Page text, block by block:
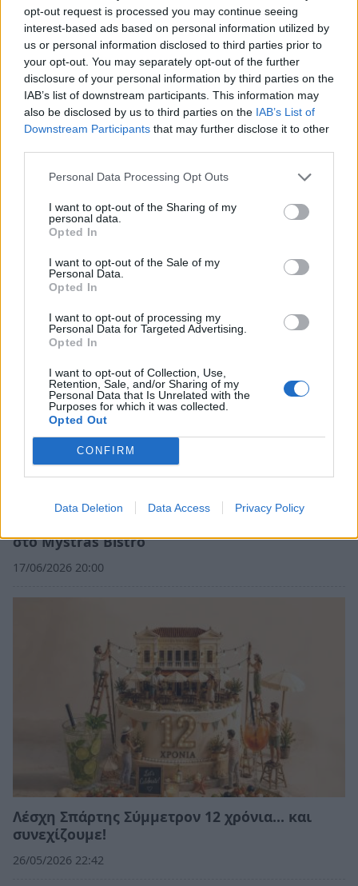
opt-out request is processed you may continue seeing
interest-based ads based on personal information utilized by
us or personal information disclosed to third parties prior to
your opt-out. You may separately opt-out of the further
disclosure of your personal information by third parties on the
IAB’s list of downstream participants. This information may
also be disclosed by us to third parties on the IAB’s List of
Downstream Participants that may further disclose it to other
Personal Data Processing Opt Outs
I want to opt-out of the Sharing of my
personal data.
Opted In
I want to opt-out of the Sale of my
Personal Data.
Opted In
I want to opt-out of processing my
Personal Data for Targeted Advertising.
Opted In
I want to opt-out of Collection, Use,
Retention, Sale, and/or Sharing of my
Personal Data that Is Unrelated with the
Purposes for which it was collected.
Opted Out
CONFIRM
Data Deletion Data Access Privacy Policy
Σπάρτη: Κυριακή βράδυ στο Alter Ego Enoteca
με αφιέρωμα στις μελωδίες του Γιώργου
18/06/2026 11:53
στο Mystras Bistro
17/06/2026 20:00
Λέσχη Σπάρτης Σύμμετρον 12 χρόνια... και
συνεχίζουμε!
26/05/2026 22:42